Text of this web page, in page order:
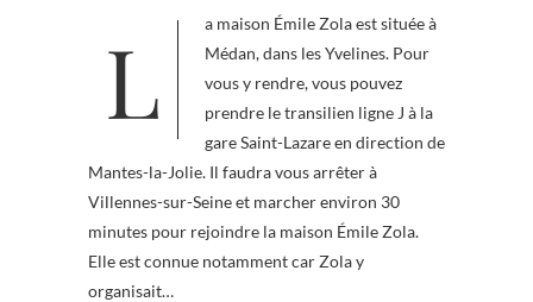
La maison Émile Zola est située à
Médan, dans les Yvelines. Pour
vous y rendre, vous pouvez
prendre le transilien ligne J à la
gare Saint-Lazare en direction de
Mantes-la-Jolie. Il faudra vous arrêter à
Villennes-sur-Seine et marcher environ 30
minutes pour rejoindre la maison Émile Zola.
Elle est connue notamment car Zola y
organisait…